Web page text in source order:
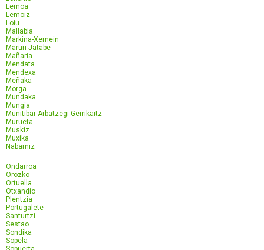
Lemoa
Lemoiz
Loiu
Mallabia
Markina-Xemein
Maruri-Jatabe
Mañaria
Mendata
Mendexa
Meñaka
Morga
Mundaka
Mungia
Munitibar-Arbatzegi Gerrikaitz
Murueta
Muskiz
Muxika
Nabarniz
Ondarroa
Orozko
Ortuella
Otxandio
Plentzia
Portugalete
Santurtzi
Sestao
Sondika
Sopela